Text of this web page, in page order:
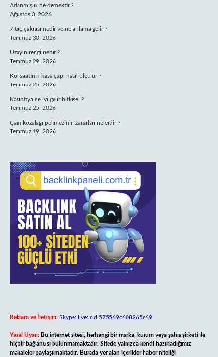
Adanmışlık ne demektir ?
Ağustos 3, 2026
7 taç çakrası nedir ve ne anlama gelir ?
Temmuz 30, 2026
Uzayın rengi nedir ?
Temmuz 29, 2026
Kol saatinin kasa çapı nasıl ölçülür ?
Temmuz 25, 2026
Kaşıntıya ne iyi gelir bitkisel ?
Temmuz 25, 2026
Çam kozalağı pekmezinin zararları nelerdir ?
Temmuz 19, 2026
Reklam ve İletişim: Skype: live:.cid.575569c608265c69
Yasal Uyarı: Bu internet sitesi, herhangi bir marka, kurum veya şahıs şirketi ile
hiçbir bağlantısı bulunmamaktadır. Sitede yalnızca kendi hazırladığımız
makaleler paylaşılmaktadır. Burada yer alan içerikler haber niteliği